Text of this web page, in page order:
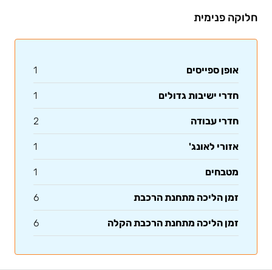
חלוקה פנימית
אופן ספייסים 1
חדרי ישיבות גדולים 1
חדרי עבודה 2
אזורי לאונג' 1
מטבחים 1
זמן הליכה מתחנת הרכבת 6
זמן הליכה מתחנת הרכבת הקלה 6